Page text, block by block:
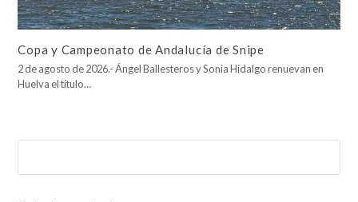
Copa y Campeonato de Andalucía de Snipe
2 de agosto de 2026.- Ángel Ballesteros y Sonia Hidalgo renuevan en
Huelva el título…